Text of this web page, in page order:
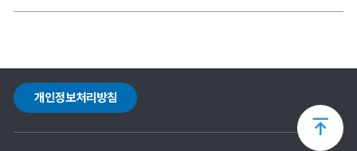
개인정보처리방침
상